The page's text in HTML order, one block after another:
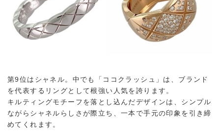
第9位はシャネル。中でも「ココクラッシュ」は、ブランド
を代表するリングとして根強い人気を誇ります。
キルティングモチーフを落とし込んだデザインは、シンプル
ながらシャネルらしさが際立ち、一本で手元の印象を引き締
めてくれます。